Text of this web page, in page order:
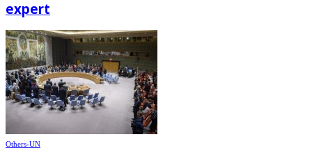
expert
Others-UN